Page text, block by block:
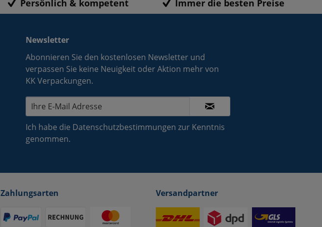
Persönlich & kompetent Immer die besten Preise
Newsletter
Abonnieren Sie den kostenlosen Newsletter und
verpassen Sie keine Neuigkeit oder Aktion mehr von
KK Verpackungen.
Ich habe die Datenschutzbestimmungen zur Kenntnis
genommen.
Zahlungsarten Versandpartner